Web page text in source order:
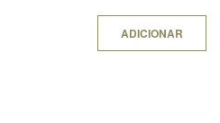
ADICIONAR